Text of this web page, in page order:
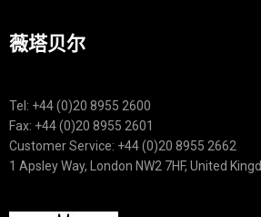
薇塔贝尔
Tel: +44 (0)20 8955 2600
Fax: +44 (0)20 8955 2601
Customer Service: +44 (0)20 8955 2662
1 Apsley Way, London NW2 7HF, United